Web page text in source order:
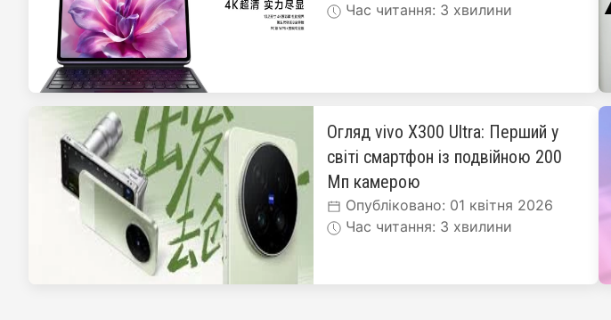
Час читання: 3 хвилини
Огляд vivo X300 Ultra: Перший у
світі смартфон із подвійною 200
Мп камерою
Опубліковано: 01 квітня 2026
Час читання: 3 хвилини